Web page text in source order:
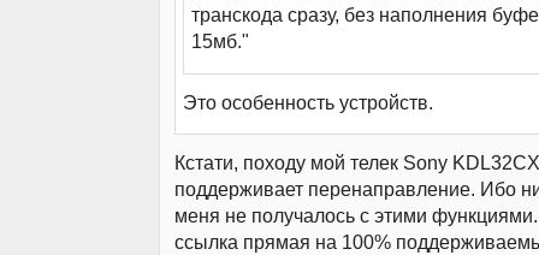
транскода сразу, без наполнения
15мб."
Это особенность устройств.
Кстати, походу мой телек Sony
поддерживает перенаправление. Ибо
меня не получалось с этими
ссылка прямая на 100%